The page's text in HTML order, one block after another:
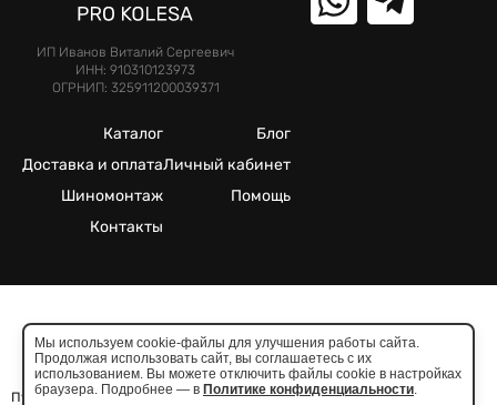
ИП Иванов Виталий Сергеевич
ИНН: 910310123973
ОГРНИП: 325911200039371
Каталог
Доставка и оплата
Шиномонтаж
Контакты
Блог
Личный кабинет
Помощь
©2025. Все права защищены.
Meta признана экстремистcкой организацией в России
Публичная оферта
Мы используем cookie-файлы для улучшения работы сайта.
Продолжая использовать сайт, вы соглашаетесь с их
использованием. Вы можете отключить файлы cookie в настройках
браузера. Подробнее — в Политике конфиденциальности.